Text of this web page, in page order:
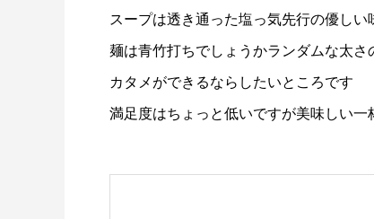
スープは透き通った塩っ気先行の優しい
麺は青竹打ちでしょうかランダムな太さ
カタメができるならしたいところです
満足度はちょっと低いですが美味しい一